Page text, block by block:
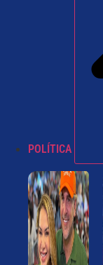
POLÍTICA